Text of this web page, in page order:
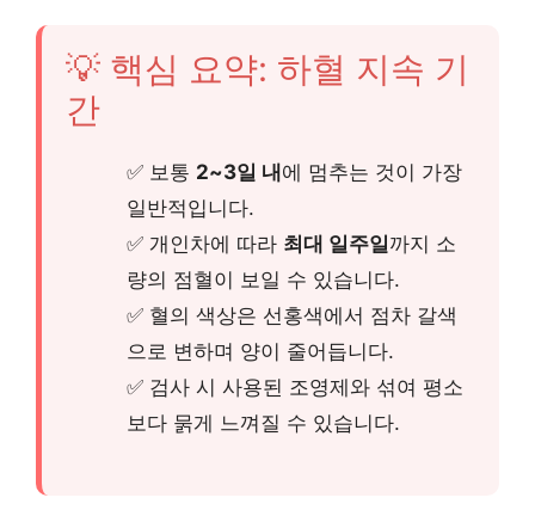
💡 핵심 요약: 하혈 지속 기
간
✅ 보통 2~3일 내 에 멈추는 것이 가장
일반적입니다.
✅ 개인차에 따라 최대 일주일까지 소
량의 점혈이 보일 수 있습니다.
✅ 혈의 색상은 선홍색에서 점차 갈색
으로 변하며 양이 줄어듭니다.
✅ 검사 시 사용된 조영제와 섞여 평소
보다 묽게 느껴질 수 있습니다.